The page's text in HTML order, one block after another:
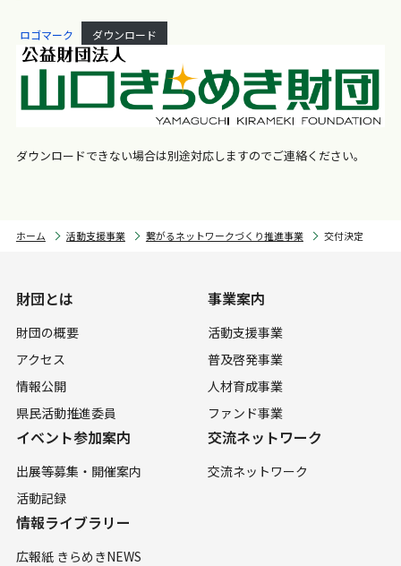
ロゴマーク ダウンロード
ダウンロードできない場合は別途対応しますのでご連絡ください。
ホーム 活動支援事業 繋がるネットワークづくり推進事業 交付決定
財団とは
財団の概要
アクセス
情報公開
県民活動推進委員
事業案内
活動支援事業
普及啓発事業
人材育成事業
ファンド事業
イベント参加案内
出展等募集・開催案内
活動記録
交流ネットワーク
交流ネットワーク
情報ライブラリー
広報紙 きらめきNEWS